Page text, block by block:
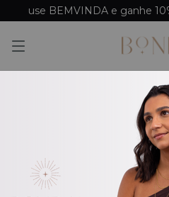
use BEMVINDA e ganhe